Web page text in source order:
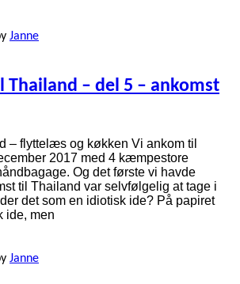
Janne
– del 5 – ankomst
– flyttelæs og køkken Vi ankom til
2017 med 4 kæmpestore
Og det første vi havde
til Thailand var selvfølgelig at tage i
det som en idiotisk ide? På papiret
ide, men
Janne